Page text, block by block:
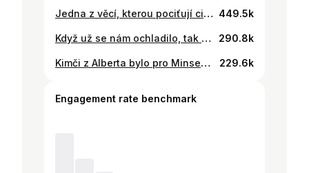
Jedna z věcí, kterou pociťují cizinky v Koreji je místní netolerance výstřihů. Korejky moc výstřihy (ani třeba tílka) venku nenosí, oproti tomu krátké sukně tam jsou populární. Já sama výstřihy vlastně nenosím, ale pamatuju si, že jsem jednou chtěla jít ven v tílku a moje korejská babička mě poslala se převléknout😂 Celkově hodně holek, se kterými jsem se bavila, říká, že se v Koreji s výstřihem cítily nekomfortně. Co si o tom myslíte? 449.5k
Když už se nám ochladilo, tak jsem si řekla, že je na čase sdílet tohle letní video 😁 Letos jsem vzala Minseoka do Chorvatska a i když to tak nevypadá, tak nakonec uznal, že se mu český styl dovolené líbí 😂 290.8k
Kimči z Alberta bylo pro Minseoka docela zklamání 😂 Je tu někdo, komu chutná? A chutná vám kimči obecně? 229.6k
Engagement rate benchmark